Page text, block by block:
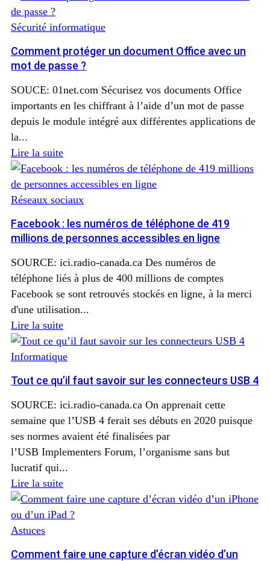
Sécurité informatique
Comment protéger un document Office avec un
mot de passe ?
SOUCE: 01net.com Sécurisez vos documents Office
importants en les chiffrant à l’aide d’un mot de passe
depuis le module intégré aux différentes applications de
la...
Lire la suite
Réseaux sociaux
Facebook : les numéros de téléphone de 419
millions de personnes accessibles en ligne
SOURCE: ici.radio-canada.ca Des numéros de
téléphone liés à plus de 400 millions de comptes
Facebook se sont retrouvés stockés en ligne, à la merci
d'une utilisation...
Lire la suite
Informatique
Tout ce qu’il faut savoir sur les connecteurs USB 4
SOURCE: ici.radio-canada.ca On apprenait cette
semaine que l’USB 4 ferait ses débuts en 2020 puisque
ses normes avaient été finalisées par
l’USB Implementers Forum, l’organisme sans but
lucratif qui...
Lire la suite
Astuces
Comment faire une capture d’écran vidéo d’un